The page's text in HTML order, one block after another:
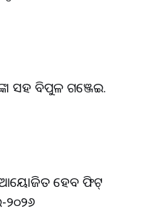
ସହ ବିପୁଳ ଗଞ୍ଜେଇ.
ଆୟୋଜିତ ହେବ ଫିଟ୍
୨୦୨୬